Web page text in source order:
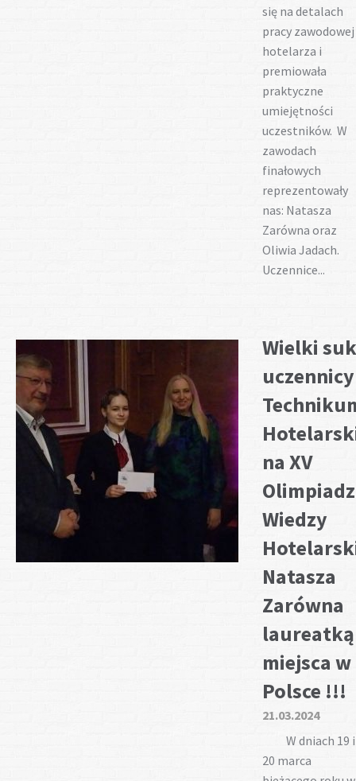
się na detalach
pracy zawodowej
hotelarza i
premiowała
praktyczne
umiejętności
uczestników. W
zawodach
finałowych
reprezentowały
nas: Natasza
Zarówna oraz
Oliwia Jadach.
Uczennice...
Wielki
uczennicy
na XV
Wiedzy
Natasza
Zarówna
laureatką
miejsca w
Polsce !!!
21.03.2024
W dniach 19 i
20 marca